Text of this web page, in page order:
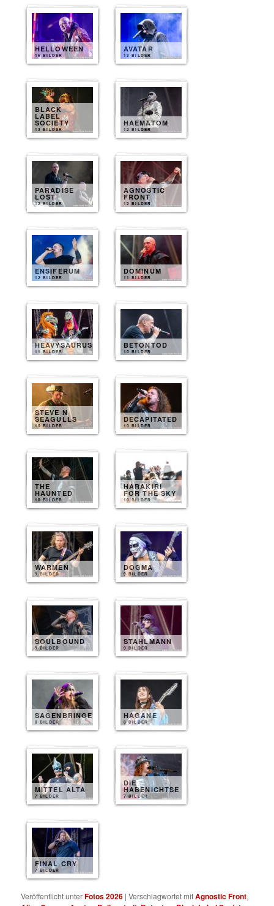
HELLOWEEN
15 BILDER
AVATAR
13 BILDER
BLACK
LABEL
SOCIETY
13 BILDER
HAEMATOM
12 BILDER
PARADISE
LOST
12 BILDER
AGNOSTIC
FRONT
12 BILDER
ENSIFERUM
12 BILDER
DOMINUM
11 BILDER
HEAVYSAURUS
11 BILDER
BETONTOD
10 BILDER
STEVE N
SEAGULLS
10 BILDER
DECAPITATED
10 BILDER
THE
HAUNTED
10 BILDER
HARAKIRI
FOR THE SKY
10 BILDER
WARMEN
9 BILDER
DOGMA
9 BILDER
SOULBOUND
9 BILDER
STAHLMANN
9 BILDER
SAGENBRINGER
8 BILDER
HAGANE
8 BILDER
MITTEL ALTA
7 BILDER
DIE
HABENICHTSE
7 BILDER
FINAL CRY
7 BILDER
Veröffentlicht unterFotos 2026 |Verschlagwortet mitAgnostic Front,